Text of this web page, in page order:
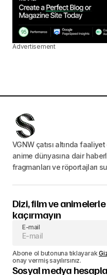
Advertisement
VGNW çatısı altında
anime dünyasına dair
fragmanları ve röportajları
Dizi, film ve
kaçırmayın
E-mail
Abone ol butonuna tıklayarak
onay vermiş sayılırsınız.
Sosyal medya